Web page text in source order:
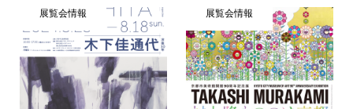
展覧会情報 展覧会情報